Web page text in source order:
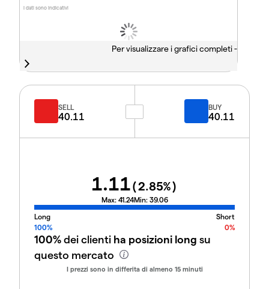
I dati sono indicativi
Per visualizzare i grafici completi -
SELL
40.11
BUY
40.11
1.11(2.85%)
Max: 41.24Min: 39.06
Long
Short
100%
0%
100%dei clienti ha posizioni long su
questo mercato
I prezzi sono in differita di almeno 15 minuti